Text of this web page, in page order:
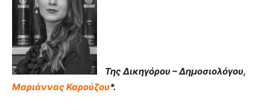
Της Δικηγόρου – Δημοσιολόγου,
Μαριάννας Καρούζου*.